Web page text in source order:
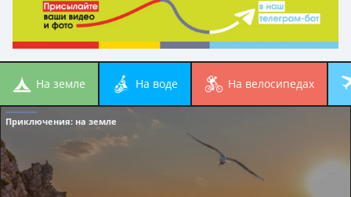
на земле на воде на велосипедах
Приключения: на земле